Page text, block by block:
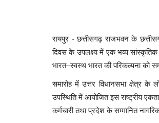
रायपुर - छत्तीसगढ़ राजभवन के
दिवस के उपलक्ष्य में एक भव्य सांस्कृतिक
भारत–स्वस्थ भारत की परिकल्पना को
समारोह में उत्तर विधानसभा क्षेत्र के
उपस्थिति में आयोजित इस राष्ट्रीय
कर्मचारी तथा प्रदेश के सम्मानित